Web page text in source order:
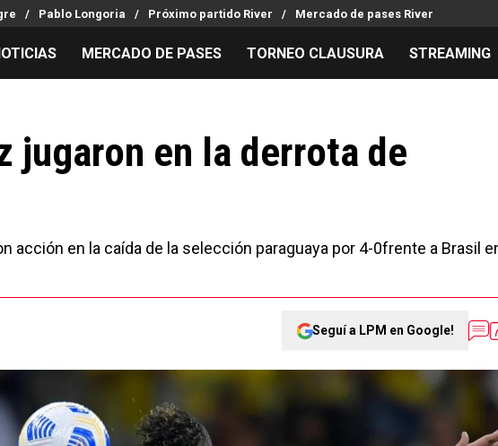
Pablo Longoria Próximo partido River Mercado de pases River
Mercado de Pases
Análisis tácticos
Streaming
Entradas
MERCADO DE PASES TORNEO CLAUSURA STREAMING
jugaron en la derrota de
acción en la caída de la selección paraguaya por 4-0frente a Brasil
Seguí a LPM en Google!